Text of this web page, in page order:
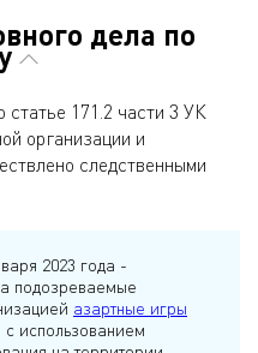
дела по
статье 171.2 части 3 УК
организации и
следственными
2023 года -
подозреваемые
азартные игры
использованием